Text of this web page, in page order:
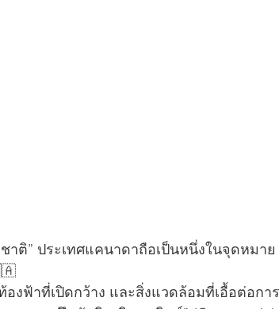
ติ” ประเทศแคนาดาถือเป็นหนึ่งในจุดหมาย
งฟ้าที่เปิดกว้าง และสิ่งแวดล้อมที่เอื้อต่อกา